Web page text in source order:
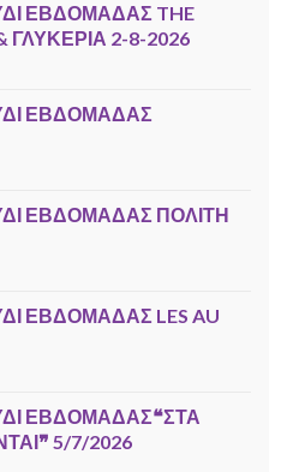
ΕΒΔΟΜΑΔΑΣ THE
ΓΛΥΚΕΡΙΑ 2-8-2026
ΕΒΔΟΜΑΔΑΣ
ΕΒΔΟΜΑΔΑΣ ΠΟΛΙΤΗ
ΕΒΔΟΜΑΔΑΣ LES AU
ΕΒΔΟΜΑΔΑΣ❝ΣΤΑ
5/7/2026